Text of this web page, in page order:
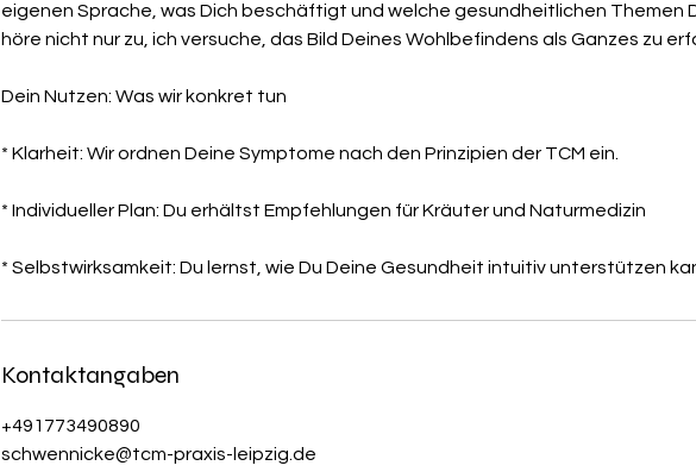
eigenen Sprache, was Dich beschäftigt und welche gesundheitlichen Themen
höre nicht nur zu, ich versuche, das Bild Deines Wohlbefindens als Ganzes zu
Dein Nutzen: Was wir konkret tun
* Klarheit: Wir ordnen Deine Symptome nach den Prinzipien der TCM ein.
* Individueller Plan: Du erhältst Empfehlungen für Kräuter und Naturmedizin
Kontaktangaben
+491773490890
schwennicke@tcm-praxis-leipzig.de